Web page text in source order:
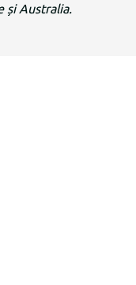
și Australia.